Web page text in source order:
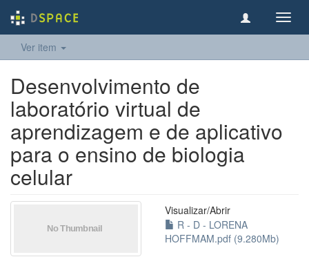
Ver item
Desenvolvimento de
laboratório virtual de
aprendizagem e de aplicativo
para o ensino de biologia
celular
Visualizar/Abrir
R - D - LORENA
HOFFMAM.pdf (9.280Mb)